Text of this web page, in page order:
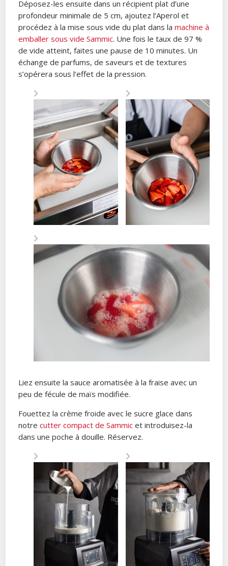
Déposez-les ensuite dans un récipient plat d’une
profondeur minimale de 5 cm, ajoutez l’Aperol et
procédez à la mise sous vide du plat dans lamachine à
emballer sous vide Sammic. Une fois le taux de 97 %
de vide atteint, faites une pause de 10 minutes. Un
échange de parfums, de saveurs et de textures
s’opérera sous l’effet de la pression.
Liez ensuite la sauce aromatisée à la fraise avec un
peu de fécule de maïs modifiée.
Fouettez la crème froide avec le sucre glace dans
notrecutter compact de Sammic et introduisez-la
dans une poche à douille. Réservez.